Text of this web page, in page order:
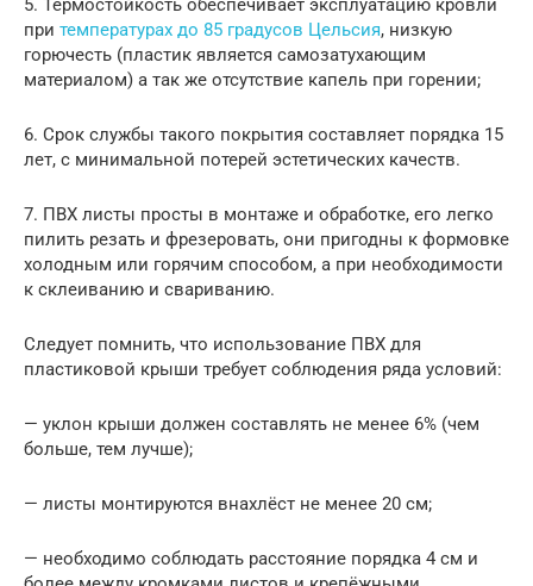
5. Термостойкость обеспечивает эксплуатацию кровли
при температурах до 85 градусов Цельсия, низкую
горючесть (пластик является самозатухающим
материалом) а так же отсутствие капель при горении;
6. Срок службы такого покрытия составляет порядка 15
лет, с минимальной потерей эстетических качеств.
7. ПВХ листы просты в монтаже и обработке, его легко
пилить резать и фрезеровать, они пригодны к формовке
холодным или горячим способом, а при необходимости
к склеиванию и свариванию.
Следует помнить, что использование ПВХ для
пластиковой крыши требует соблюдения ряда условий:
— уклон крыши должен составлять не менее 6% (чем
больше, тем лучше);
— листы монтируются внахлёст не менее 20 см;
— необходимо соблюдать расстояние порядка 4 см и